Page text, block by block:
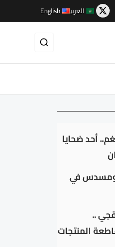
العربية English
أحد ضحايا
ومسدس في
..
المنتجات